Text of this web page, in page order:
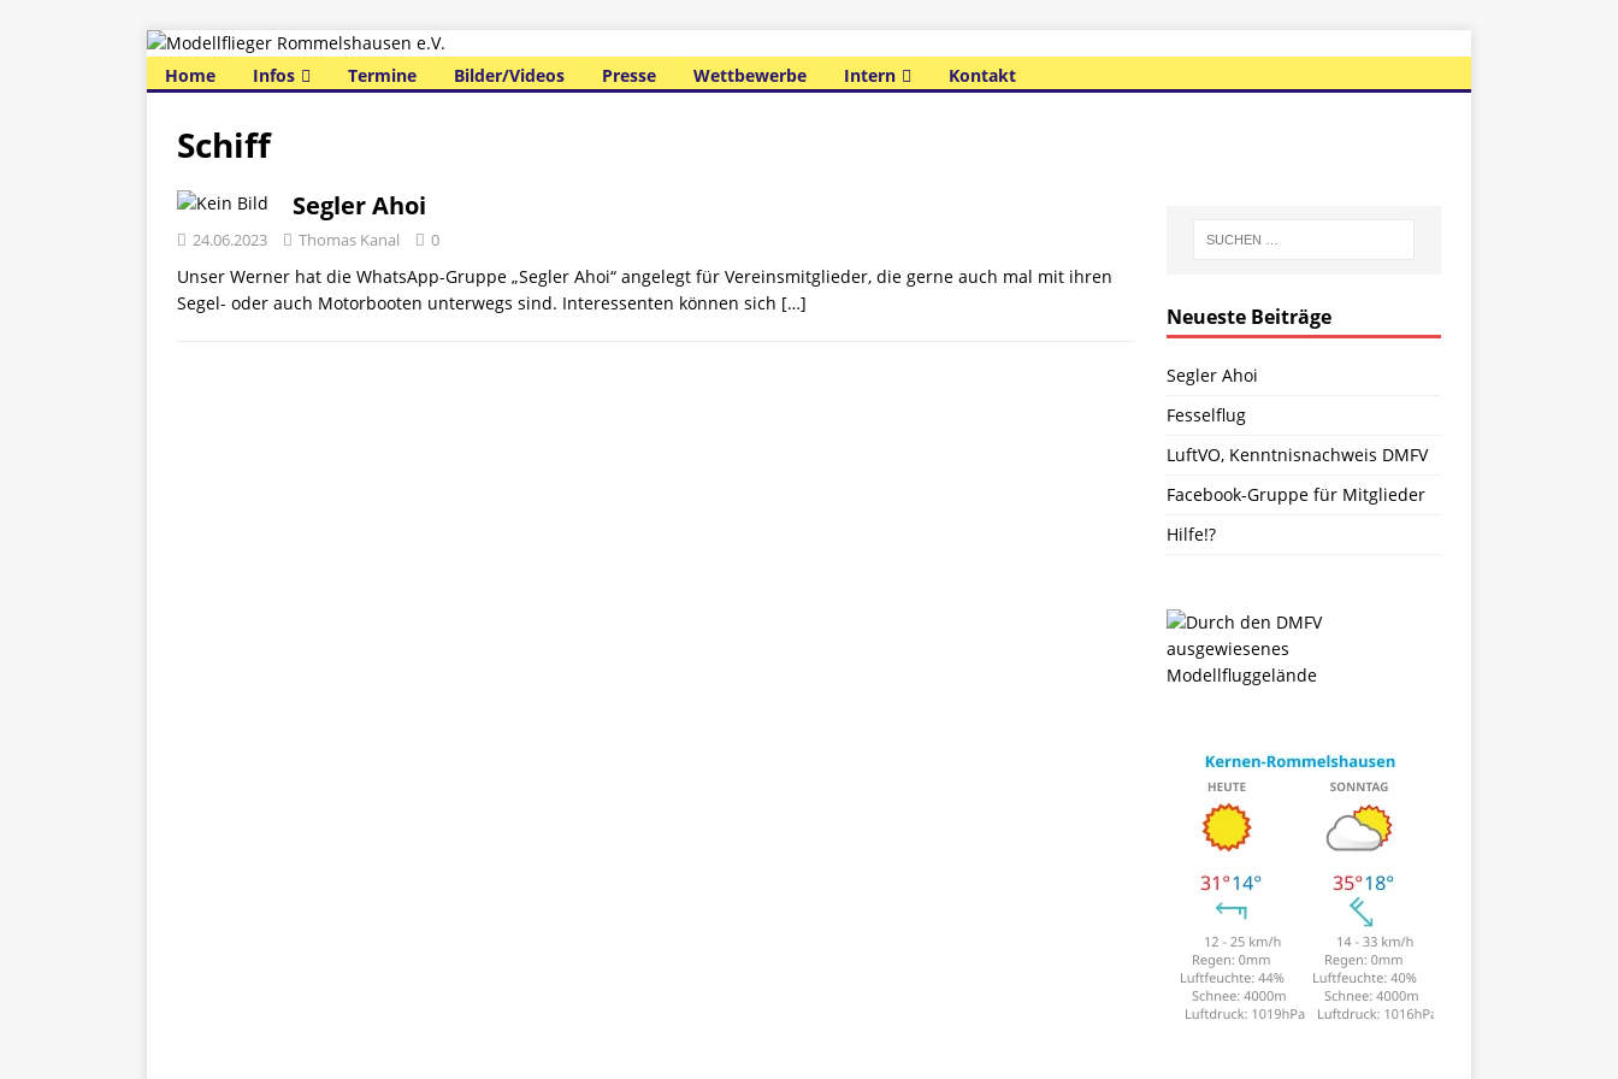
Home Infos Termine Bilder/Videos Presse Wettbewerbe Intern Kontakt
Schiff
Segler Ahoi
24.06.2023 Thomas Kanal 0
Unser Werner hat die WhatsApp-Gruppe „Segler Ahoi“ angelegt für Vereinsmitglieder, die gerne auch mal mit ihren
Segel- oder auch Motorbooten unterwegs sind. Interessenten können sich […]
Neueste Beiträge
Segler Ahoi
Fesselflug
LuftVO, Kenntnisnachweis DMFV
Facebook-Gruppe für Mitglieder
Hilfe!?